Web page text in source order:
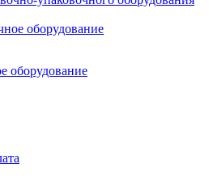
оборудование
оборудование